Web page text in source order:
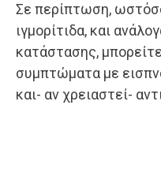
Σε περίπτωση,
ιγμορίτιδα, και
κατάστασης,
συμπτώματα με
και- αν χρειαστεί-